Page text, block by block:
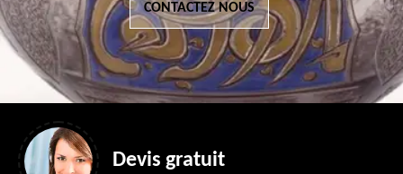
CONTACTEZ NOUS
Devis gratuit